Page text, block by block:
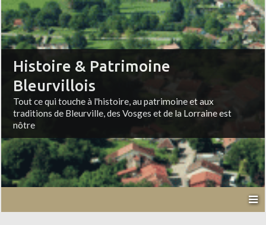
Histoire & Patrimoine
Bleurvillois
Tout ce qui touche à l'histoire, au patrimoine et aux
traditions de Bleurville, des Vosges et de la Lorraine est
nôtre